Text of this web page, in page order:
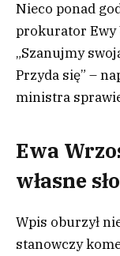
Nieco ponad
prokurator Ewy
„Szanujmy
Przyda się” –
ministra
Ewa
własne
Wpis oburzył
stanowczy